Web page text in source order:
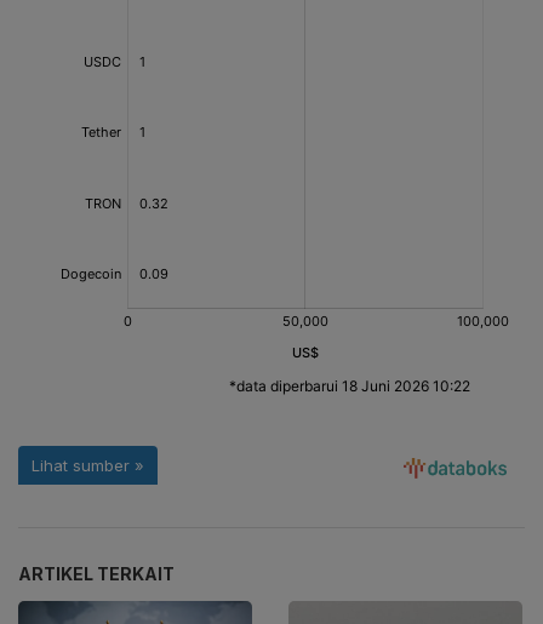
ARTIKEL TERKAIT